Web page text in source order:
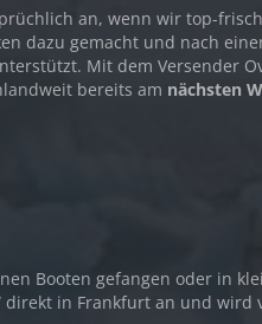
an, wenn wir top-
dazu gemacht und nach
Mit dem Versender
bereits am nächsten
Booten gefangen oder in
direkt in Frankfurt an und